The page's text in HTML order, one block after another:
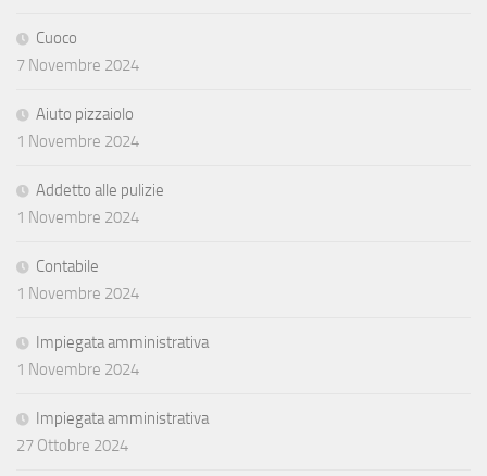
Cuoco
7 Novembre 2024
Aiuto pizzaiolo
1 Novembre 2024
Addetto alle pulizie
1 Novembre 2024
Contabile
1 Novembre 2024
Impiegata amministrativa
1 Novembre 2024
Impiegata amministrativa
27 Ottobre 2024